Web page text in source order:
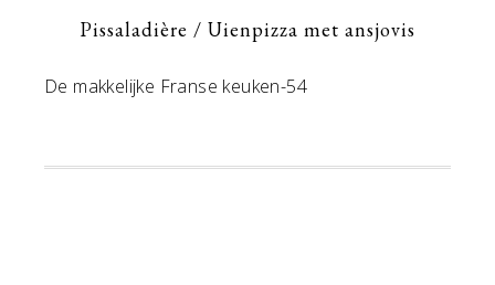
Pissaladière / Uienpizza met ansjovis
De makkelijke Franse keuken-54